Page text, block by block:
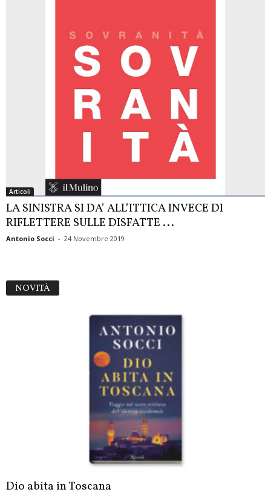
Articoli
LA SINISTRA SI DA’ ALL’ITTICA INVECE DI
RIFLETTERE SULLE DISFATTE ...
Antonio Socci - 24 Novembre 2019
NOVITÀ
Dio abita in Toscana